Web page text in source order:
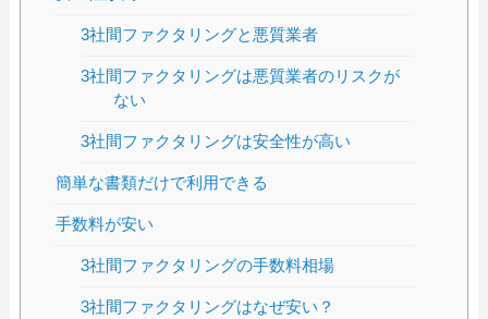
3社間ファクタリングと悪質業者
3社間ファクタリングは悪質業者のリスクが
ない
3社間ファクタリングは安全性が高い
簡単な書類だけで利用できる
手数料が安い
3社間ファクタリングの手数料相場
3社間ファクタリングはなぜ安い？